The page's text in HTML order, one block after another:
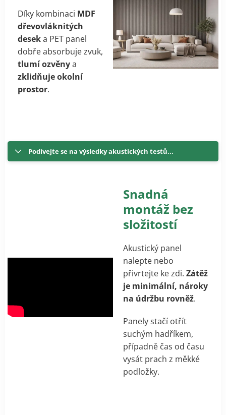
Díky kombinaci MDF
dřevovláknitých
deseka PET panel
dobře absorbuje zvuk,
tlumí ozvěnya
zklidňuje okolní
prostor.
Podívejte se na výsledky akustických testů...
Snadná
montáž bez
složitostí
Akustický panel
nalepte nebo
přivrtejte ke zdi. Zátěž
je minimální, nároky
na údržbu rovněž.
Panely stačí otřít
suchým hadříkem,
případně čas od času
vysát prach z měkké
podložky.